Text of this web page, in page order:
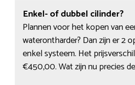
Enkel- of dubbel cilinder?
Plannen voor het kopen van
waterontharder? Dan zijn er 2
enkel systeem. Het
€450,00. Wat zijn nu precies